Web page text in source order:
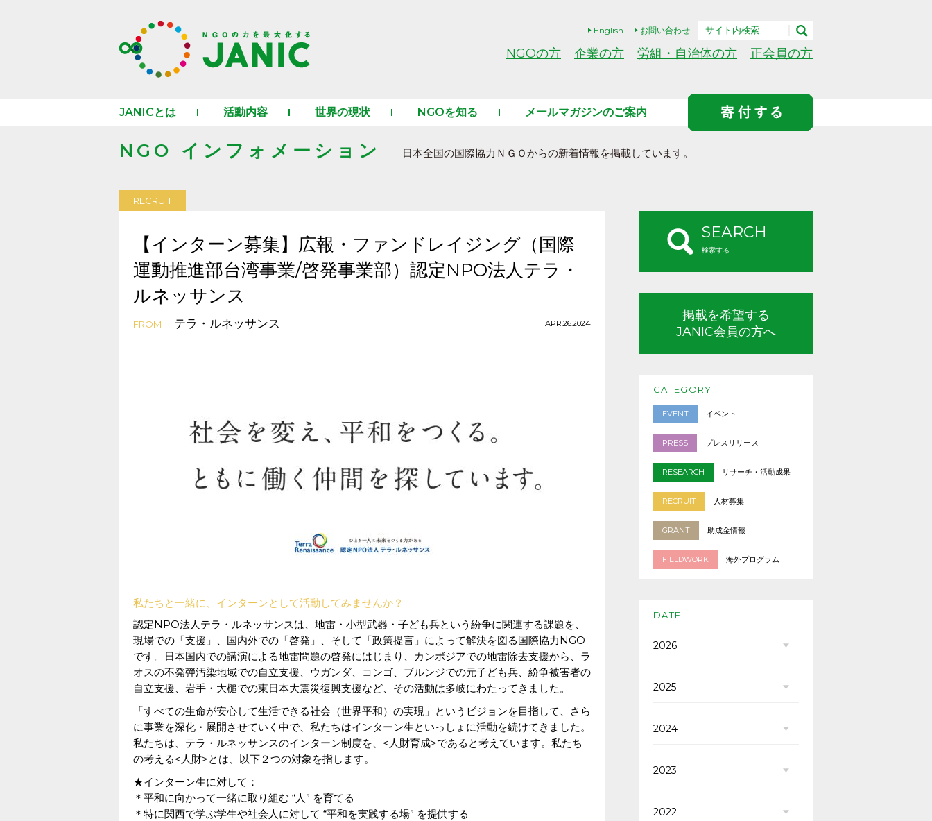
English お問い合わせ
NGOの方 企業の方 労組・自治体の方 正会員の方
JANICとは 活動内容 世界の現状 NGOを知る メールマガジンのご案内
NGO インフォメーション 日本全国の国際協力ＮＧＯからの新着情報を掲載しています。
RECRUIT
【インターン募集】広報・ファンドレイジング（国際
運動推進部台湾事業/啓発事業部）認定NPO法人テラ・
ルネッサンス
FROM テラ・ルネッサンス APR.26.2024
私たちと一緒に、インターンとして活動してみませんか？
認定NPO法人テラ・ルネッサンスは、地雷・小型武器・子ども兵という紛争に関連する課題を、
現場での「支援」、国内外での「啓発」、そして「政策提言」によって解決を図る国際協力NGO
です。日本国内での講演による地雷問題の啓発にはじまり、カンボジアでの地雷除去支援から、ラ
オスの不発弾汚染地域での自立支援、ウガンダ、コンゴ、ブルンジでの元子ども兵、紛争被害者の
自立支援、岩手・大槌での東日本大震災復興支援など、その活動は多岐にわたってきました。
「すべての生命が安心して生活できる社会（世界平和）の実現」というビジョンを目指して、さら
に事業を深化・展開させていく中で、私たちはインターン生といっしょに活動を続けてきました。
私たちは、テラ・ルネッサンスのインターン制度を、<人財育成>であると考えています。私たち
の考える<人財>とは、以下２つの対象を指します。
★インターン生に対して：
＊平和に向かって一緒に取り組む “人” を育てる
＊特に関西で学ぶ学生や社会人に対して “平和を実践する場” を提供する
SEARCH
検索する
掲載を希望する
JANIC会員の方へ
CATEGORY
EVENT イベント
PRESS プレスリリース
RESEARCH リサーチ・活動成果
RECRUIT 人材募集
GRANT 助成金情報
FIELDWORK 海外プログラム
DATE
2026
2025
2024
2023
2022